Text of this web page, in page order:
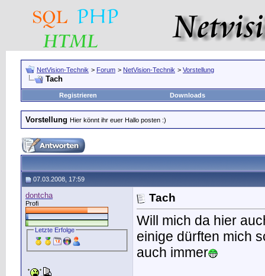
NetVision-Technik > Forum > NetVision-Technik > Vorstellung
Tach
Registrieren Downloads
Vorstellung Hier könnt ihr euer Hallo posten :)
07.03.2008, 17:59
dontcha
Profi
Letzte Erfolge
Tach
Will mich da hier
einige dürften mich
auch immer